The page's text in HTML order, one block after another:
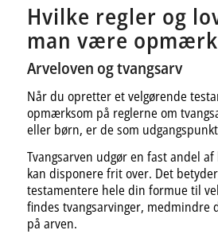
Hvilke regler og
man være
Arveloven og tvangsarv
Når du opretter et velgørende
opmærksom på reglerne om
eller børn, er de som
Tvangsarven udgør en fast andel
kan disponere frit over. Det
testamentere hele din formue til
findes tvangsarvinger, medmindre
på arven.